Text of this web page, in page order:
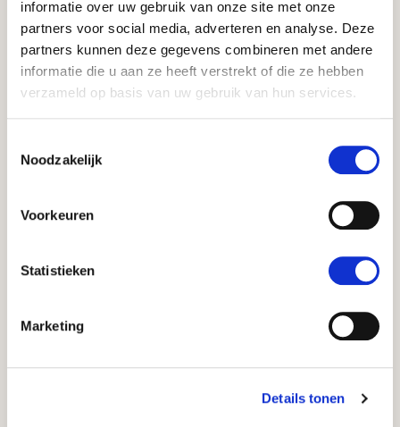
informatie over uw gebruik van onze site met onze
partners voor social media, adverteren en analyse. Deze
partners kunnen deze gegevens combineren met andere
informatie die u aan ze heeft verstrekt of die ze hebben
verzameld op basis van uw gebruik van hun services.
Noodzakelijk
Voorkeuren
Statistieken
Marketing
Details tonen
DE EXPERTISELIJNEN VAN DAPHNE EN
Groei, ambitie en ruimte
om te ondernemen
Bij Ruimtemeesters gaat het om doen. Om bouwen.
En om zichtbaar verschil maken in de leefomgeving.